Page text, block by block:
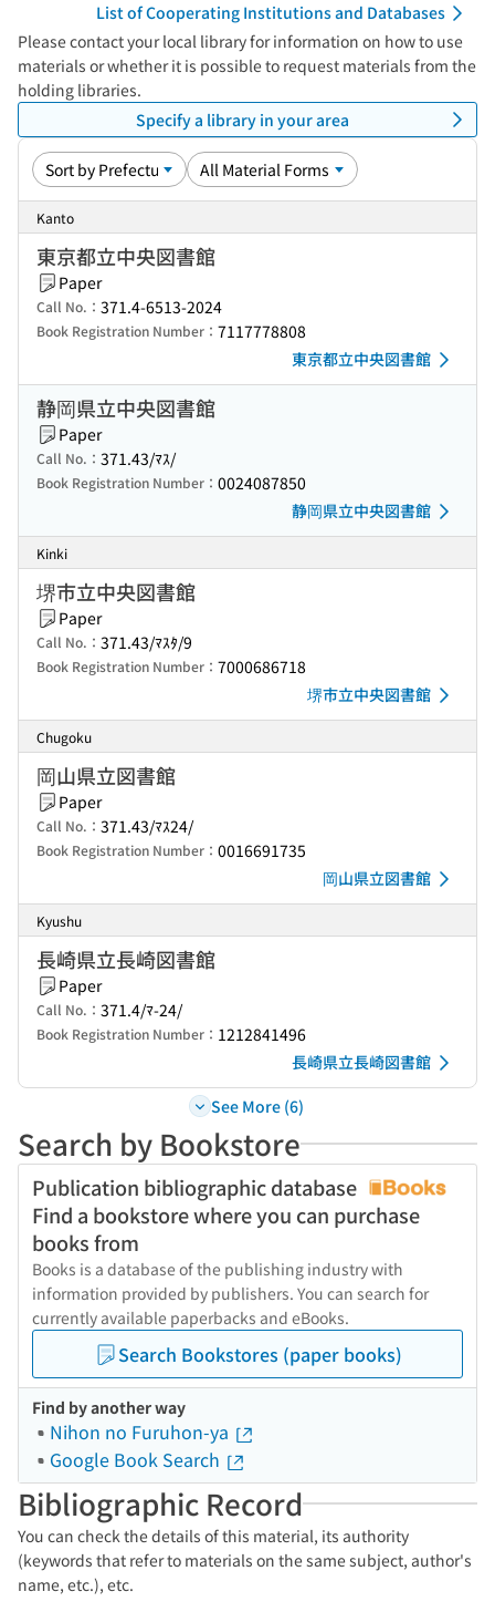
List of Cooperating Institutions and Databases
Please contact your local library for information on how to use
materials or whether it is possible to request materials from the
holding libraries.
Specify a library in your area
Kanto
東京都立中央図書館
Paper
Call No.： 371.4-6513-2024
Book Registration Number： 7117778808
東京都立中央図書館
静岡県立中央図書館
Paper
Call No.： 371.43/ﾏｽ/
Book Registration Number： 0024087850
静岡県立中央図書館
Kinki
堺市立中央図書館
Paper
Call No.： 371.43/ﾏｽﾀ/9
Book Registration Number： 7000686718
堺市立中央図書館
Chugoku
岡山県立図書館
Paper
Call No.： 371.43/ﾏｽ24/
Book Registration Number： 0016691735
岡山県立図書館
Kyushu
長崎県立長崎図書館
Paper
Call No.： 371.4/ﾏ-24/
Book Registration Number： 1212841496
長崎県立長崎図書館
See More (6)
Search by Bookstore
Publication bibliographic database
Find a bookstore where you can purchase
books from
Books is a database of the publishing industry with
information provided by publishers. You can search for
currently available paperbacks and eBooks.
Search Bookstores (paper books)
Find by another way
Nihon no Furuhon-ya
Google Book Search
Bibliographic Record
You can check the details of this material, its authority
(keywords that refer to materials on the same subject, author's
name, etc.), etc.